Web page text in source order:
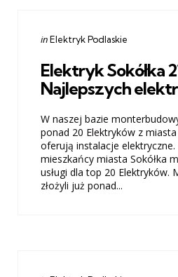
Categories
Posted
inElektryk Podlaskie
Elektryk Sokółka
Najlepszych
W naszej bazie
ponad 20 Elektryków z
oferują instalacje elektryczne.
mieszkańcy miasta Sokółka
usługi dla top 20 Elektryków.
złożyli już ponad...